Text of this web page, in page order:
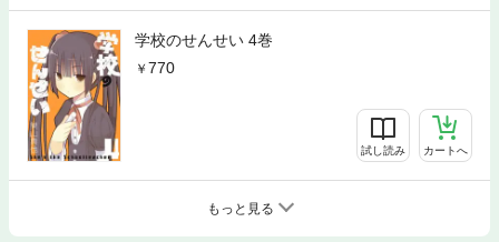
学校のせんせい 4巻
770
試し読み カートへ
もっと見る